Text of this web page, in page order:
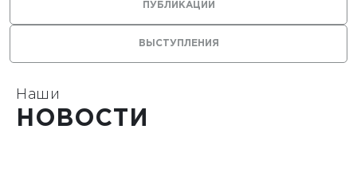
1
ВЫСТУПЛЕНИЯ
ПУБЛИКАЦИИ
Наши
НОВОСТИ